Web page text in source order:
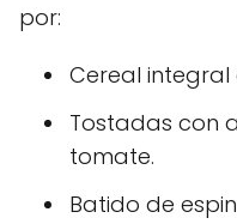
por:
Cereal
Tostadas con
tomate.
Batido de